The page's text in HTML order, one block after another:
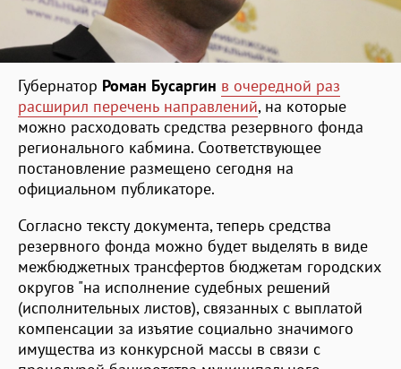
Губернатор Роман Бусаргин в очередной раз
расширил перечень направлений, на которые
можно расходовать средства резервного фонда
регионального кабмина. Соответствующее
постановление размещено сегодня на
официальном публикаторе.
Согласно тексту документа, теперь средства
резервного фонда можно будет выделять в виде
межбюджетных трансфертов бюджетам городских
округов "на исполнение судебных решений
(исполнительных листов), связанных с выплатой
компенсации за изъятие социально значимого
имущества из конкурсной массы в связи с